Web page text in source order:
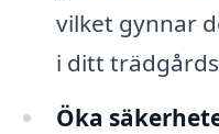
vilket gynnar
i ditt
Öka